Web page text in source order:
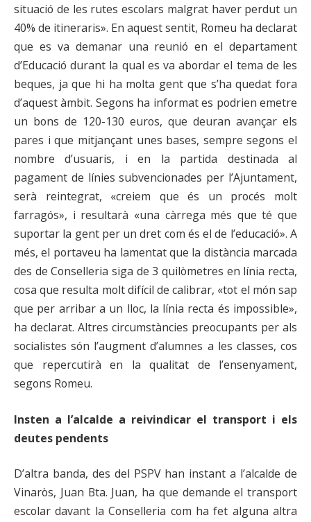
situació de les rutes escolars malgrat haver perdut un
40% de itineraris». En aquest sentit, Romeu ha declarat
que es va demanar una reunió en el departament
d’Educació durant la qual es va abordar el tema de les
beques, ja que hi ha molta gent que s’ha quedat fora
d’aquest àmbit. Segons ha informat es podrien emetre
un bons de 120-130 euros, que deuran avançar els
pares i que mitjançant unes bases, sempre segons el
nombre d’usuaris, i en la partida destinada al
pagament de línies subvencionades per l’Ajuntament,
serà reintegrat, «creiem que és un procés molt
farragós», i resultarà «una càrrega més que té que
suportar la gent per un dret com és el de l’educació». A
més, el portaveu ha lamentat que la distància marcada
des de Conselleria siga de 3 quilòmetres en línia recta,
cosa que resulta molt difícil de calibrar, «tot el món sap
que per arribar a un lloc, la línia recta és impossible»,
ha declarat. Altres circumstàncies preocupants per als
socialistes són l’augment d’alumnes a les classes, cos
que repercutirà en la qualitat de l’ensenyament,
segons Romeu.
Insten a l’alcalde a reivindicar el transport i els
deutes pendents
D’altra banda, des del PSPV han instant a l’alcalde de
Vinaròs, Juan Bta. Juan, ha que demande el transport
escolar davant la Conselleria com ha fet alguna altra